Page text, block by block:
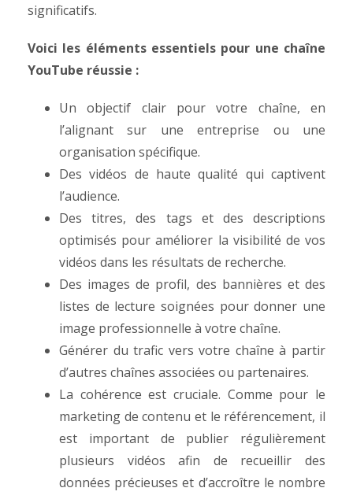
significatifs.
Voici les éléments essentiels pour une chaîne
YouTube réussie :
Un objectif clair pour votre chaîne, en
l’alignant sur une entreprise ou une
organisation spécifique.
Des vidéos de haute qualité qui captivent
l’audience.
Des titres, des tags et des descriptions
optimisés pour améliorer la visibilité de vos
vidéos dans les résultats de recherche.
Des images de profil, des bannières et des
listes de lecture soignées pour donner une
image professionnelle à votre chaîne.
Générer du trafic vers votre chaîne à partir
d’autres chaînes associées ou partenaires.
La cohérence est cruciale. Comme pour le
marketing de contenu et le référencement, il
est important de publier régulièrement
plusieurs vidéos afin de recueillir des
données précieuses et d’accroître le nombre